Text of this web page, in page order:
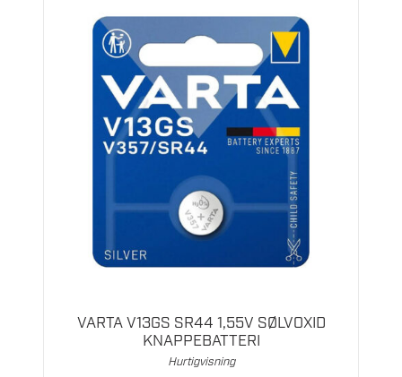
VARTA V13GS SR44 1,55V SØLVOXID
KNAPPEBATTERI
Hurtigvisning